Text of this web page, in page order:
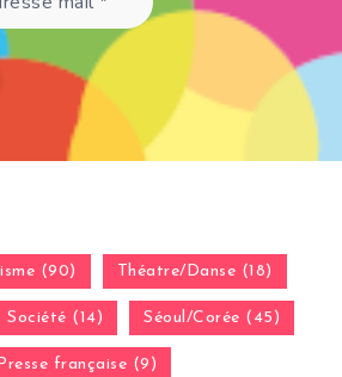
(90) Théatre/Danse (18)
Société (14) Séoul/Corée (45)
française (9)